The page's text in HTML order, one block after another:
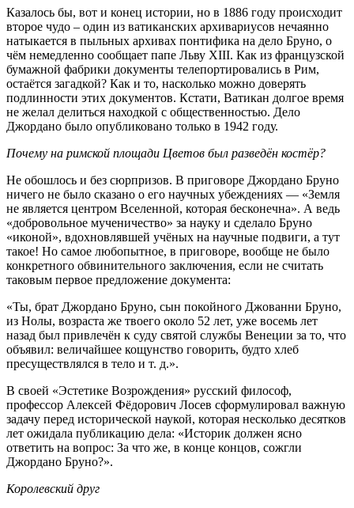
Казалось бы, вот и конец истории, но в 1886 году происходит
второе чудо – один из ватиканских архивариусов нечаянно
натыкается в пыльных архивах понтифика на дело Бруно, о
чём немедленно сообщает папе Льву XIII. Как из французской
бумажной фабрики документы телепортировались в Рим,
остаётся загадкой? Как и то, насколько можно доверять
подлинности этих документов. Кстати, Ватикан долгое время
не желал делиться находкой с общественностью. Дело
Джордано было опубликовано только в 1942 году.
Почему на римской площади Цветов был разведён костёр?
Не обошлось и без сюрпризов. В приговоре Джордано Бруно
ничего не было сказано о его научных убеждениях — «Земля
не является центром Вселенной, которая бесконечна». А ведь
«добровольное мученичество» за науку и сделало Бруно
«иконой», вдохновлявшей учёных на научные подвиги, а тут
такое! Но самое любопытное, в приговоре, вообще не было
конкретного обвинительного заключения, если не считать
таковым первое предложение документа:
«Ты, брат Джордано Бруно, сын покойного Джованни Бруно,
из Нолы, возраста же твоего около 52 лет, уже восемь лет
назад был привлечён к суду святой службы Венеции за то, что
объявил: величайшее кощунство говорить, будто хлеб
пресуществлялся в тело и т. д.».
В своей «Эстетике Возрождения» русский философ,
профессор Алексей Фёдорович Лосев сформулировал важную
задачу перед исторической наукой, которая несколько десятков
лет ожидала публикацию дела: «Историк должен ясно
ответить на вопрос: За что же, в конце концов, сожгли
Джордано Бруно?».
Королевский друг